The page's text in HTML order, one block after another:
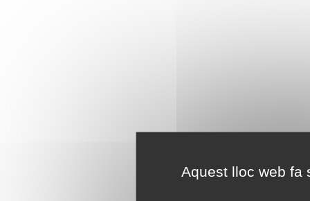
Aquest lloc web fa